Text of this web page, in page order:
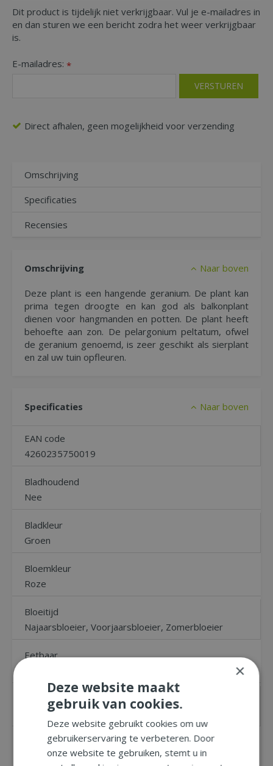
Dit product is tijdelijk niet verkrijgbaar. Vul je e-mailadres in
en dan sturen we een bericht zodra het weer verkrijgbaar
is.
E-mailadres: *
Direct afhalen, geen mogelijkheid voor verzending
Omschrijving
Specificaties
Recensies
Omschrijving Naar boven
Deze plant is een hangende geranium. De plant kan
prima tegen droogte en kan god als balkonplant
dienen voor hangmanden en potten. De plant heeft
behoefte aan zon. De pelargonium peltatum, ofwel
de geranium genoemd, is zeer geschikt als sierplant
en zal uw tuin opfleuren.
Specificaties Naar boven
EAN code
4260235750019
Bladhoudend
Nee
Bladkleur
Groen
Bloemkleur
Roze
Bloeitijd
Najaarsbloeier, Voorjaarsbloeier, Zomerbloeier
Eetbaar
Geschikt voor
Buiten
Hoogte
0 tot 50 cm
×
Deze website maakt
gebruik van cookies.
Deze website gebruikt cookies om uw
gebruikerservaring te verbeteren. Door
onze website te gebruiken, stemt u in